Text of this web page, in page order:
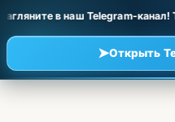
в наш Telegram-канал!
➤Открыть